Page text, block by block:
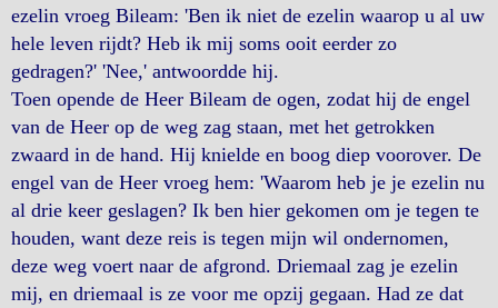
ezelin vroeg Bileam: 'Ben ik niet de ezelin waarop u al uw
hele leven rijdt? Heb ik mij soms ooit eerder zo
gedragen?' 'Nee,' antwoordde hij.
Toen opende de Heer Bileam de ogen, zodat hij de engel
van de Heer op de weg zag staan, met het getrokken
zwaard in de hand. Hij knielde en boog diep voorover. De
engel van de Heer vroeg hem: 'Waarom heb je je ezelin nu
al drie keer geslagen? Ik ben hier gekomen om je tegen te
houden, want deze reis is tegen mijn wil ondernomen,
deze weg voert naar de afgrond. Driemaal zag je ezelin
mij, en driemaal is ze voor me opzij gegaan. Had ze dat